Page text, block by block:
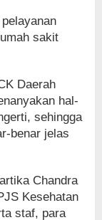
sakit
Daerah
hal-
sehingga
benar jelas
Chandra
Kesehatan
staf, para